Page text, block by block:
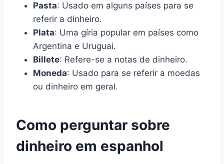
Pasta: Usado em alguns países para se
referir a dinheiro.
Plata: Uma gíria popular em países como
Argentina e Uruguai.
Billete: Refere-se a notas de dinheiro.
Moneda: Usado para se referir a moedas
ou dinheiro em geral.
Como perguntar sobre
dinheiro em espanhol